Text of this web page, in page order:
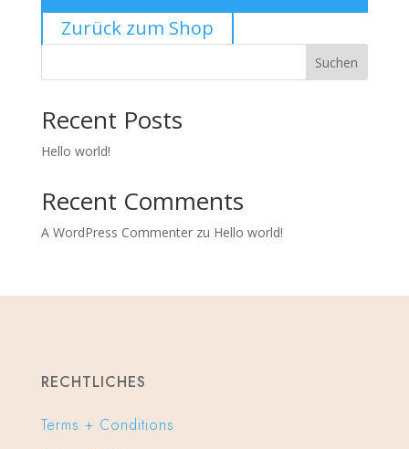
Zurück zum Shop
Suchen
Recent Posts
Hello world!
Recent Comments
A WordPress Commenterzu Hello world!
RECHTLICHES
Terms + Conditions